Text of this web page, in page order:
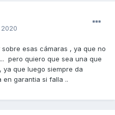
esas cámaras , ya que no
pero quiero que sea una que
que luego siempre da
en garantia si falla ..